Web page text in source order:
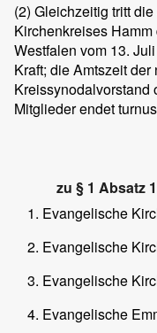
(2) Gleichzeitig tritt
Kirchenkreises
Westfalen vom 13.
Kraft; die Amtszeit
Kreissynodalvorstand
Mitglieder endet
zu § 1 Absatz
Evangelische
Evangelische
Evangelische
Evangelische